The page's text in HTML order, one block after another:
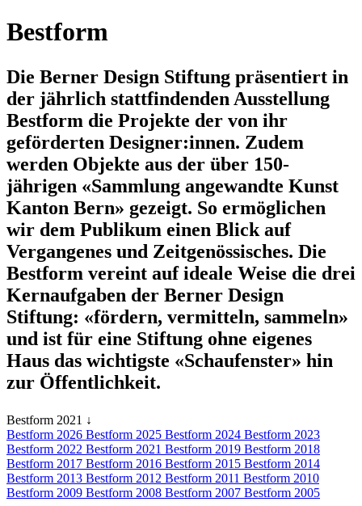
Bestform
Die Berner Design Stiftung präsentiert in
der jährlich stattfindenden Ausstellung
Bestform die Projekte der von ihr
geförderten Designer:innen. Zudem
werden Objekte aus der über 150-
jährigen «Sammlung angewandte Kunst
Kanton Bern» gezeigt. So ermöglichen
wir dem Publikum einen Blick auf
Vergangenes und Zeitgenössisches. Die
Bestform vereint auf ideale Weise die drei
Kernaufgaben der Berner Design
Stiftung: «fördern, vermitteln, sammeln»
und ist für eine Stiftung ohne eigenes
Haus das wichtigste «Schaufenster» hin
zur Öffentlichkeit.
Bestform 2021 ↓
Bestform 2026 Bestform 2025 Bestform 2024 Bestform 2023
Bestform 2022 Bestform 2021 Bestform 2019 Bestform 2018
Bestform 2017 Bestform 2016 Bestform 2015 Bestform 2014
Bestform 2013 Bestform 2012 Bestform 2011 Bestform 2010
Bestform 2009 Bestform 2008 Bestform 2007 Bestform 2005